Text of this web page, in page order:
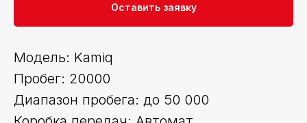
Оставить заявку
Модель: Kamiq
Пробег: 20000
Диапазон пробега: до 50 000